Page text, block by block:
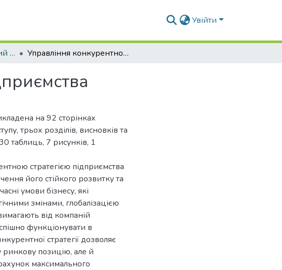
Увійти
ОПП "Адміністративний менеджмент" Управління конкурентною стратегією підприємства
на 92 сторінках
трьох розділів, висновків та
таблиць, 7 рисунків, 1
стратегією підприємства
його стійкого розвитку та
умови бізнесу, які
змінами, глобалізацією
від компаній
функціонувати в
стратегії дозволяє
ринкову позицію, але й
максимального